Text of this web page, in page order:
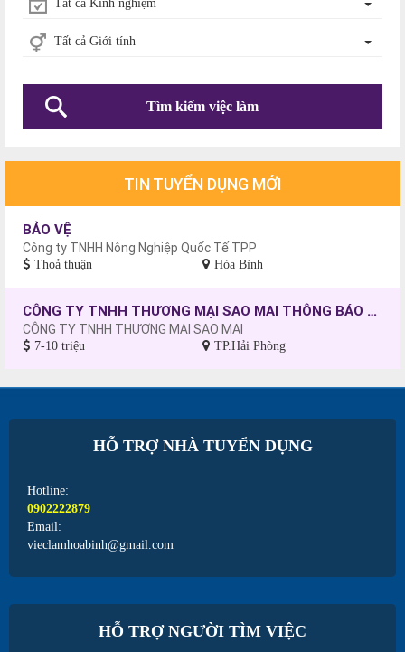
Tất cả Kinh nghiệm
Tất cả Giới tính
Tìm kiếm việc làm
TIN TUYỂN DỤNG MỚI
BẢO VỆ
Công ty TNHH Nông Nghiệp Quốc Tế TPP
Thoả thuận Hòa Bình
CÔNG TY TNHH THƯƠNG MẠI SAO MAI THÔNG BÁO TUYỂN DỤNG CÔNG NHÂN MAY, CHƯA CÓ TAY NGHỀ SẼ ĐƯỢC ĐÀO TẠO.
CÔNG TY TNHH THƯƠNG MẠI SAO MAI
7-10 triệu TP.Hải Phòng
HỖ TRỢ NHÀ TUYỂN DỤNG
Hotline:
0902222879
Email:
vieclamhoabinh@gmail.com
HỖ TRỢ NGƯỜI TÌM VIỆC